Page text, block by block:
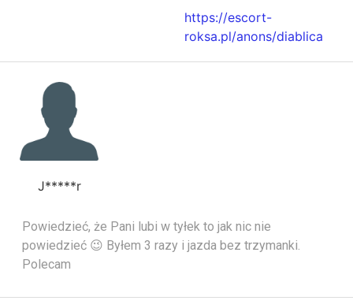
https://escort-
roksa.pl/anons/diablica
J*****r
Powiedzieć, że Pani lubi w tyłek to jak nic nie
powiedzieć 😉 Byłem 3 razy i jazda bez trzymanki.
Polecam